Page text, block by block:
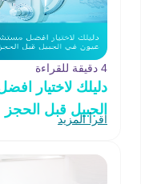
4 دقيقة للقراءة
دليلك لاختيار
الجبيل قبل الحجز
اقرأ المزيد